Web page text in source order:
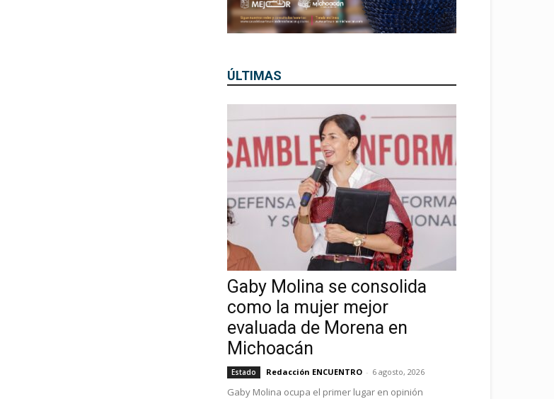
ÚLTIMAS
Gaby Molina se consolida
como la mujer mejor
evaluada de Morena en
Michoacán
Estado Redacción ENCUENTRO - 6 agosto, 2026
Gaby Molina ocupa el primer lugar en opinión